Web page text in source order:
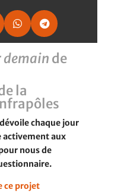
 
de
la
chaque jour
activement aux
nous de
ce projet